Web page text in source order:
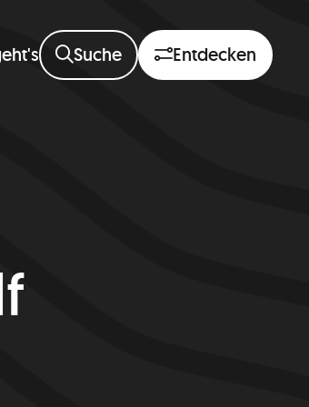
Suche Entdecken